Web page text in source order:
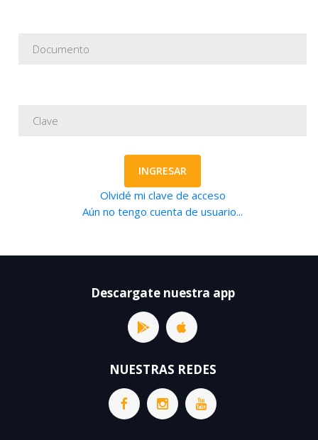
INGRESAR
Olvidé mi clave de acceso
Aún no tengo cuenta de usuario...
Descargate nuestra app
NUESTRAS REDES